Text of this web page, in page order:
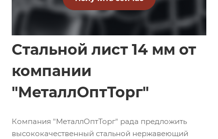
Стальной лист 14 мм от
компании
"МеталлОптТорг"
Компания "МеталлОптТорг" рада предложить
высококачественный стальной нержавеющий